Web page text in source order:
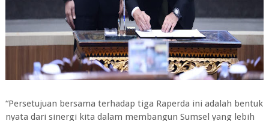
“Persetujuan bersama terhadap tiga Raperda ini adalah bentuk
nyata dari sinergi kita dalam membangun Sumsel yang lebih